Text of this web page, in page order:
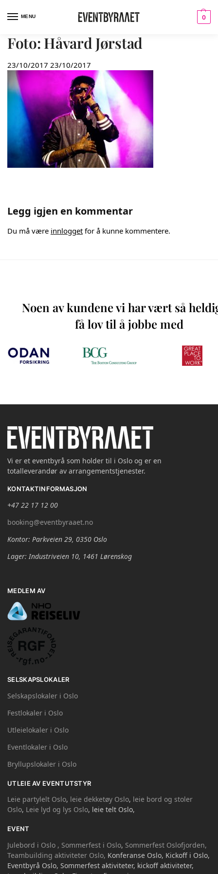
MENU 0
Foto: Håvard Jørstad
23/10/2017 23/10/2017
Legg igjen en kommentar
Du må være innlogget for å kunne kommentere.
Noen av kundene vi har vært så
få lov til å jobbe med
Vi er et eventbyrå som holder til i Oslo og er en
totalleverandør av arrangementstjenester.
KONTAKTINFORMASJON
+47 22 17 12 00
booking@eventbyraaet.no
Kontor: Parkveien 29, 0350 Oslo
Lager: Industriveien 10, 1461 Lørenskog
MEDLEM AV
SELSKAPSLOKALER
Selskapslokaler i Oslo
Festlokaler i Oslo
Utleielokaler i Oslo
Eventlokaler i Oslo
Bryllupslokaler i Oslo
UTLEIE AV EVENTUTSTYR
Leie partylelt Oslo, leie dekketøy Oslo, leie bord og stoler
Oslo, Leie lyd og lys Oslo, leie telt Oslo,
EVENT
Julebord i Oslo , Sommerfest i Oslo, Sommerfest Oslofjorden,
Teambuilding aktiviteter Oslo, Konferanse Oslo, Kickoff i Oslo,
Eventbyrå Oslo, Sommerfest aktiviteter, kickoff aktiviteter,